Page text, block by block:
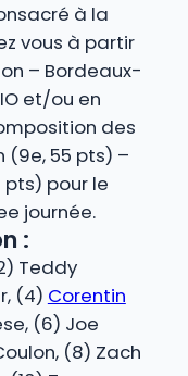
à la
vous à partir
– Bordeaux-
et/ou en
des
(9e, 55 pts) –
pour le
journée.
:
Teddy
(4) Corentin
(6) Joe
(8) Zach